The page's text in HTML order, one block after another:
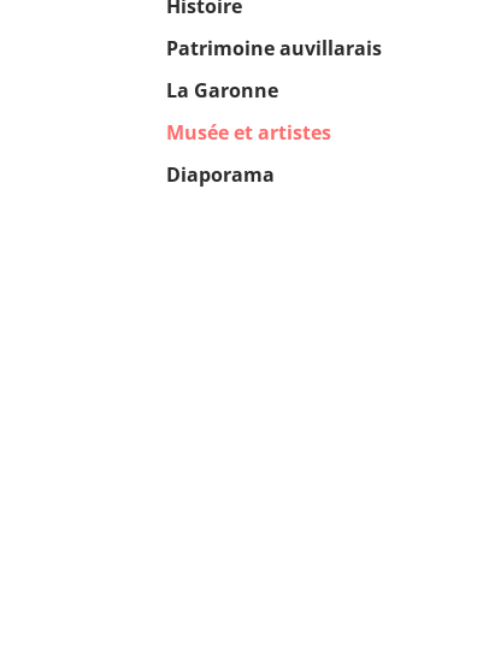
Histoire
Patrimoine auvillarais
La Garonne
Musée et artistes(current)
Diaporama